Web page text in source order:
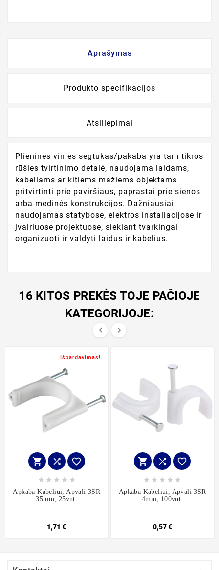
Aprašymas
Produkto specifikacijos
Atsiliepimai
Plieninės vinies segtukas/pakaba yra tam tikros
rūšies tvirtinimo detalė, naudojama laidams,
kabeliams ar kitiems mažiems objektams
pritvirtinti prie paviršiaus, paprastai prie sienos
arba medinės konstrukcijos. Dažniausiai
naudojamas statybose, elektros instaliacijose ir
įvairiuose projektuose, siekiant tvarkingai
organizuoti ir valdyti laidus ir kabelius.
16 KITOS PREKĖS TOJE PAČIOJE
KATEGORIJOJE:
 
Išpardavimas!
  
    
Apkaba Kabeliui, Apvali 3SR
35mm, 25vnt.
1,71 €
  
    
Apkaba Kabeliui, Apvali 3SR
4mm, 100vnt.
0,57 €